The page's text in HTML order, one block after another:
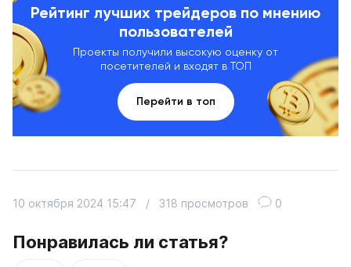
Рейтинг лучших трейдеров по мнению
пользователей
Проекты получили высокую оценку от
посетителей и входят в ТОП
Перейти в топ
Понравилась ли статья?
10 октября 2024 15:47 / 318 просмотров 0